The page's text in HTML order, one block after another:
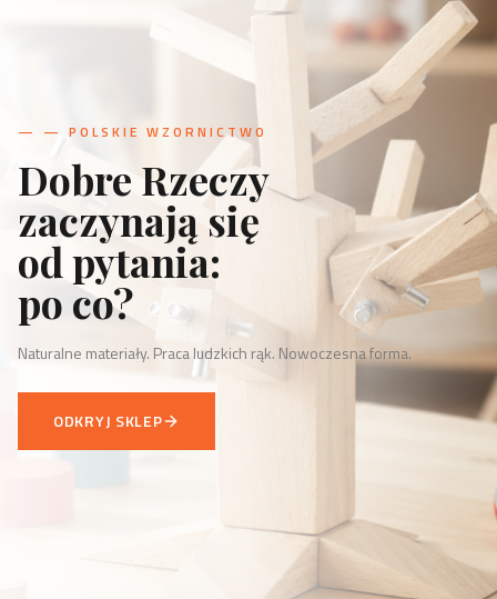
Dobre Rzeczy
zaczynają się
od pytania:
po co?
Naturalne materiały. Praca ludzkich rąk. Nowoczesna forma.